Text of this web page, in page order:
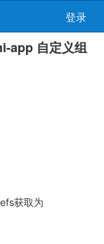
登录
app 自定义组
获取为